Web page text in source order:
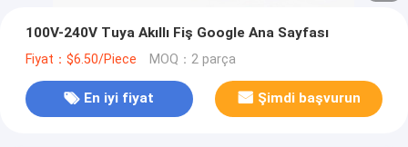
100V-240V Tuya Akıllı Fiş Google Ana Sayfası
Fiyat：$6.50/Piece MOQ：2 parça
En iyi fiyat Şimdi başvurun